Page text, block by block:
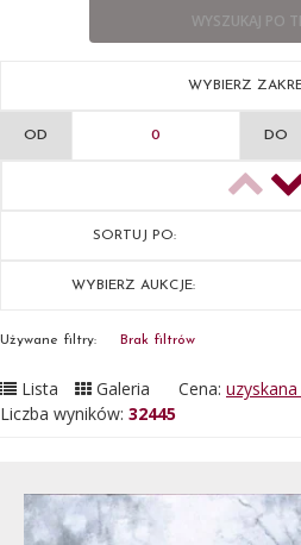
WYBIERZ
OD DO
SORTUJ PO:
WYBIERZ AUKCJE:
Używane filtry: Brak filtrów
Lista Galeria Cena: uzyskana
Liczba wyników: 32445